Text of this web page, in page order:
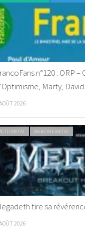
n°120 : ORP –
Marty,
2026
METAL WEBZINE METAL
tire sa
2026